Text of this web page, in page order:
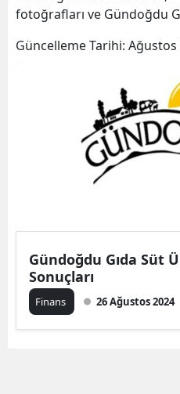
fotoğrafları ve Gündoğdu
Güncelleme Tarihi: Ağustos
Gündoğdu Gıda Süt
Sonuçları
Finans 26 Ağustos 2024